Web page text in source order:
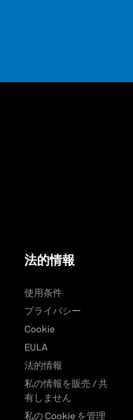
法的情報
使用条件
プライバシー
Cookie
EULA
法的情報
私の情報を販売 / 共
有しません
私の Cookie を管理